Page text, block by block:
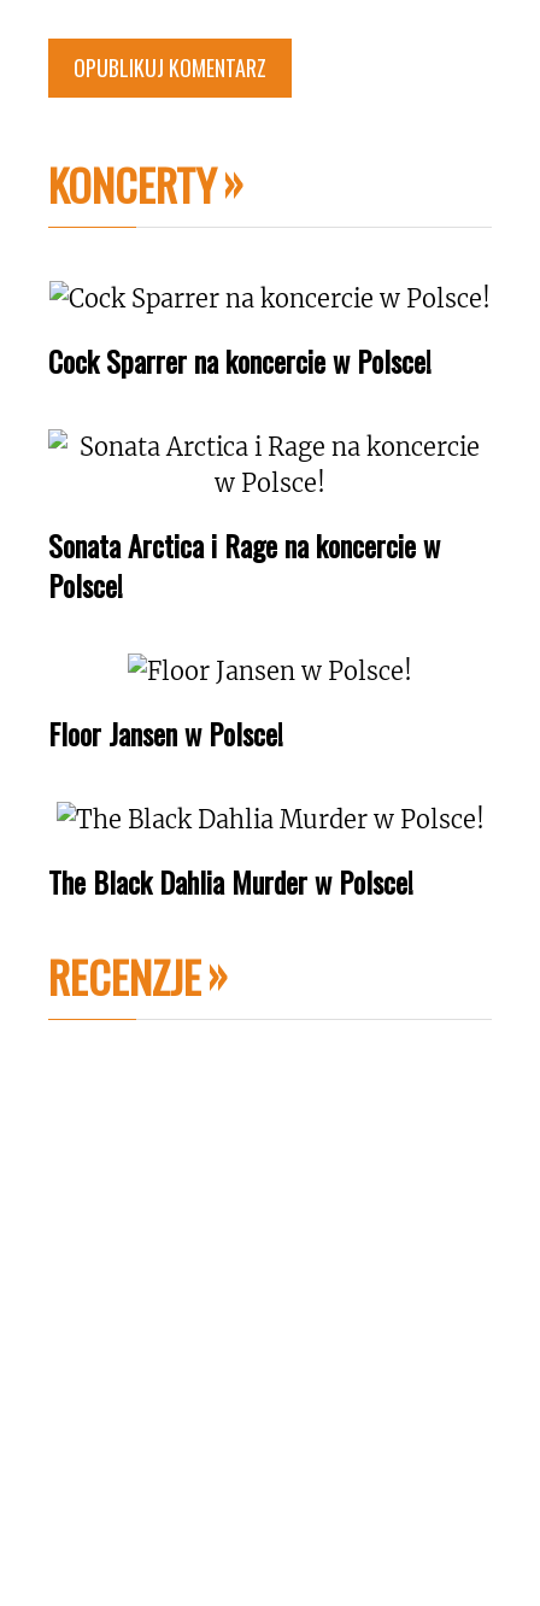
KONCERTY
Cock Sparrer na koncercie w Polsce!
Sonata Arctica i Rage na koncercie w
Polsce!
Floor Jansen w Polsce!
The Black Dahlia Murder w Polsce!
RECENZJE